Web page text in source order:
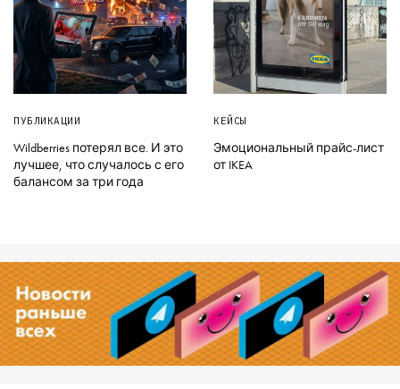
ПУБЛИКАЦИИ
Wildberries потерял все. И это
лучшее, что случалось с его
балансом за три года
КЕЙСЫ
Эмоциональный прайс-лист
от IKEA